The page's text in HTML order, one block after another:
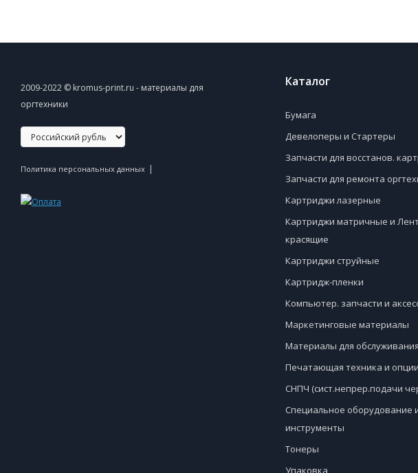
2009-2022 © kromus-print.ru - материалы для
оргтехники
Политика персональных данных |
Каталог
Бумага
Девелоперы и Стартеры
Запчасти для восстанов.
Запчасти для ремонта
Картриджи лазерные
Картриджи матричные и
красящие
Картриджи струйные
Картридж-пленки
Компьютер. запчасти и
Маркетинговые материалы
Материалы для обслуживания
Печатающая техника и
СНПЧ (сист.непрер.подачи
Специальное оборудование
инструменты
Тонеры
Упаковка